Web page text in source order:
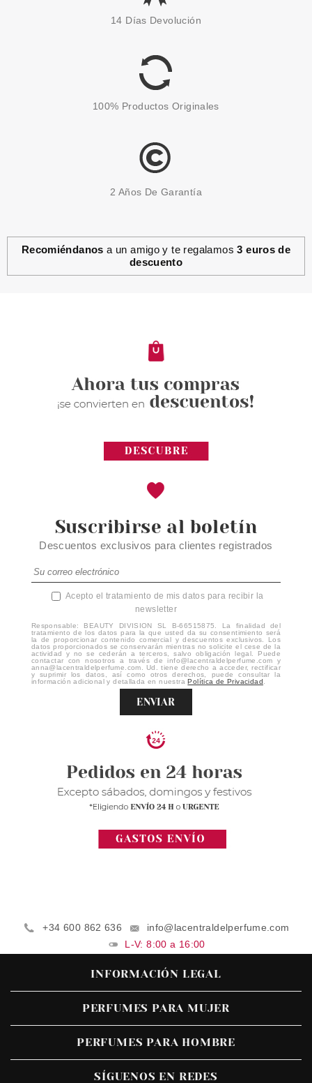
14 Días Devolución
100% Productos Originales
2 Años De Garantía
Recomiéndanos a un amigo y te regalamos3 euros de
descuento
Suscribirse al boletín
Descuentos exclusivos para clientes registrados
Acepto el tratamiento de mis datos para recibir la
newsletter
Responsable: BEAUTY DIVISION SL B-66515875. La finalidad del
tratamiento de los datos para la que usted da su consentimiento será
la de proporcionar contenido comercial y descuentos exclusivos. Los
datos proporcionados se conservarán mientras no solicite el cese de la
actividad y no se cederán a terceros, salvo obligación legal. Puede
contactar con nosotros a través de info@lacentraldelperfume.com y
anna@lacentraldelperfume.com. Ud. tiene derecho a acceder, rectificar
y suprimir los datos, así como otros derechos, puede consultar la
información adicional y detallada en nuestraPolítica de Privacidad
ENVIAR
+34 600 862 636
info@lacentraldelperfume.com
L-V: 8:00 a 16:00
INFORMACIÓN LEGAL
PERFUMES PARA MUJER
PERFUMES PARA HOMBRE
SÍGUENOS EN REDES